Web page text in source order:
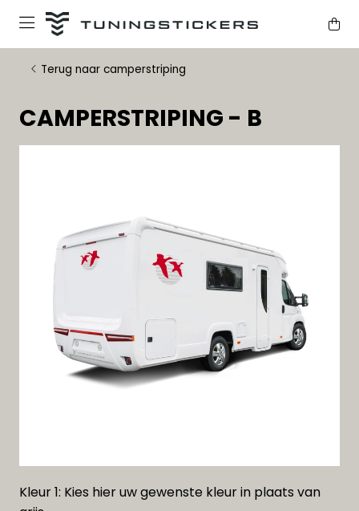
Terug naar camperstriping
CAMPERSTRIPING - B
Kleur 1: Kies hier uw gewenste kleur in plaats van